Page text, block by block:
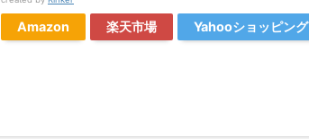
Amazon 楽天市場 Yahooショッピング